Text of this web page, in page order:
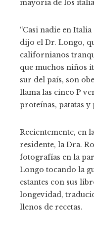
mayoría de los
“Casi nadie en
dijo el Dr. Longo,
californianos
que muchos niños
sur del país, son
llama las cinco P
proteínas, patatas y
Recientemente, en
residente, la Dra.
fotografías en la
Longo tocando la
estantes con sus
longevidad,
llenos de recetas.